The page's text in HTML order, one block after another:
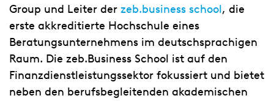
Group und Leiter der zeb.business school, die
erste akkreditierte Hochschule eines
Beratungsunternehmens im deutschsprachigen
Raum. Die zeb.Business School ist auf den
Finanzdienstleistungssektor fokussiert und bietet
neben den berufsbegleitenden akademischen